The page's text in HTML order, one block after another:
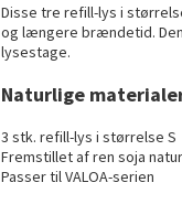
Disse tre refill-lys i
og længere brændetid.
lysestage.
Naturlige
3 stk. refill-lys i størrelse S
Fremstillet af ren soja
Passer til VALOA-serien